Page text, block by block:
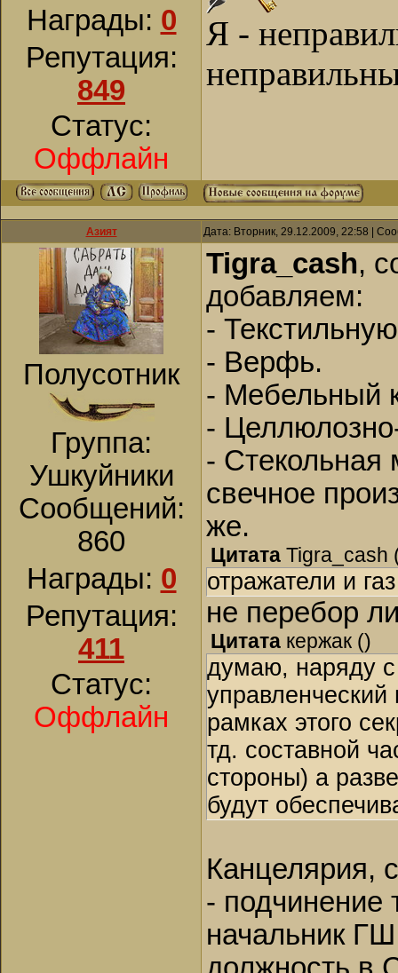
Награды: 0
Репутация:
849
Статус:
Оффлайн
Я -
Азият Дата: Вторник, 29.12.2009, 22:58 |
Полусотник
Группа:
Ушкуйники
Сообщений:
860
Награды: 0
Репутация:
411
Статус:
Оффлайн
Tigra_cash,
добавляем:
-
- Верфь.
- Мебельный
-
- Стекольная
свечное
же.
Цитата Tigra_cash
отражатели и газ
не перебор
Цитата кержак ()
думаю, наряду
рамках этого
тд. составной
стороны) а
будут
Канцелярия,
-
начальник